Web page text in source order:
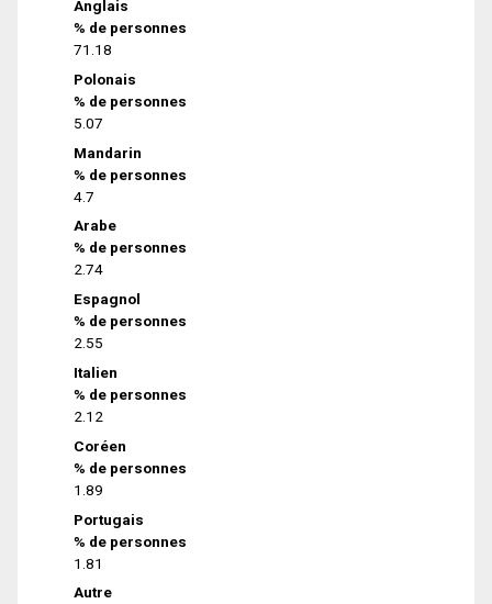
Anglais
% de personnes
71.18
Polonais
% de personnes
5.07
Mandarin
% de personnes
4.7
Arabe
% de personnes
2.74
Espagnol
% de personnes
2.55
Italien
% de personnes
2.12
Coréen
% de personnes
1.89
Portugais
% de personnes
1.81
Autre